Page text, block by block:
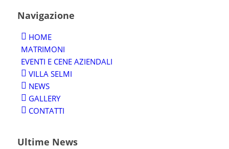
Navigazione
HOME
MATRIMONI
EVENTI E CENE AZIENDALI
VILLA SELMI
NEWS
GALLERY
CONTATTI
Ultime News